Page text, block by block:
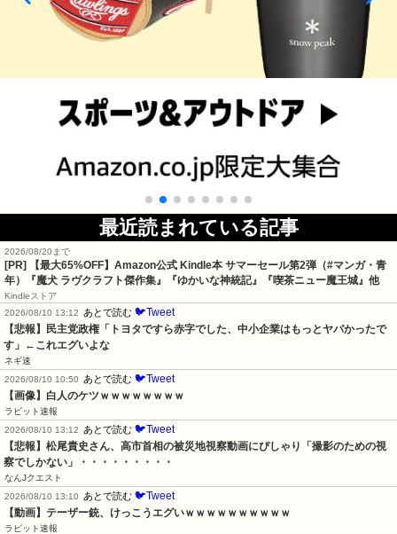
最近読まれている記事
2026/08/20まで
[PR]
【最大65%OFF】Amazon公式 Kindle本 サマーセール第2弾（#マンガ・青
年）『魔犬 ラヴクラフト傑作集』『ゆかいな神統記』『喫茶ニュー魔王城』他
Kindleストア
2026/08/10 13:12
あとで読む 🐦Tweet
【悲報】民主党政権「トヨタですら赤字でした、中小企業はもっとヤバかったで
す」←これエグいよな
ネギ速
2026/08/10 10:50
あとで読む 🐦Tweet
【画像】白人のケツｗｗｗｗｗｗｗｗ
ラビット速報
2026/08/10 13:12
あとで読む 🐦Tweet
【悲報】松尾貴史さん、高市首相の被災地視察動画にぴしゃり「撮影のための視
察でしかない」・・・・・・・・・
なんJクエスト
2026/08/10 13:10
あとで読む 🐦Tweet
【動画】テーザー銃、けっこうエグいｗｗｗｗｗｗｗｗｗｗ
ラビット速報